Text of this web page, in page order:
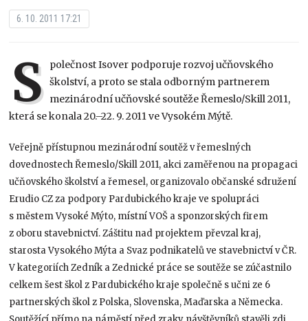
6. 10. 2011 17:21
S polečnost Isover podporuje rozvoj učňovského
školství, a proto se stala odborným partnerem
mezinárodní učňovské soutěže Řemeslo/Skill 2011,
která se konala 20.–22. 9. 2011 ve Vysokém Mýtě.
Veřejně přístupnou mezinárodní soutěž v řemeslných
dovednostech Řemeslo/Skill 2011, akci zaměřenou na propagaci
učňovského školství a řemesel, organizovalo občanské sdružení
Erudio CZ za podpory Pardubického kraje ve spolupráci
s městem Vysoké Mýto, místní VOŠ a sponzorských firem
z oboru stavebnictví. Záštitu nad projektem převzal kraj,
starosta Vysokého Mýta a Svaz podnikatelů ve stavebnictví v ČR.
V kategoriích Zedník a Zednické práce se soutěže se zúčastnilo
celkem šest škol z Pardubického kraje společně s učni ze 6
partnerských škol z Polska, Slovenska, Maďarska a Německa.